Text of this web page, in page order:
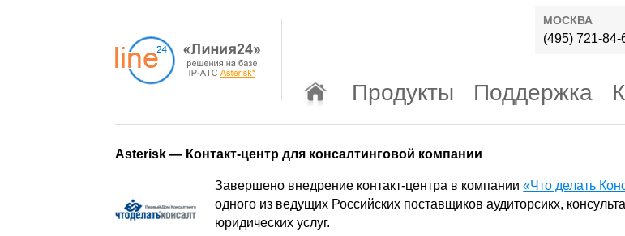
МОСКВА
(495) 721-84-
Продукты Поддержка
Asterisk — Контакт-центр для консалтинговой компании
Завершено внедрение контакт-центра в компании«Что делать
одного из ведущих Российских поставщиков аудиторсикх,
юридических услуг.